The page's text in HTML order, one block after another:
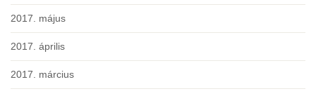
2017. május
2017. április
2017. március